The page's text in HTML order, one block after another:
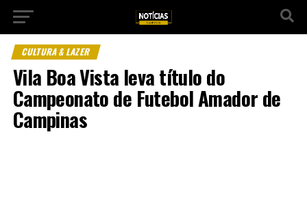
CULTURA & LAZER
Vila Boa Vista leva título do
Campeonato de Futebol Amador de
Campinas